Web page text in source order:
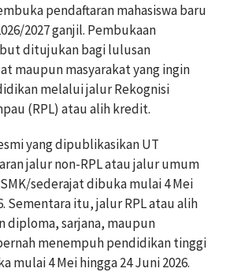
pendaftaran mahasiswa baru
2027 ganjil. Pembukaan
ditujukan bagi lulusan
maupun masyarakat yang ingin
melalui jalur Rekognisi
(RPL) atau alih kredit.
yang dipublikasikan UT
jalur non-RPL atau jalur umum
sederajat dibuka mulai 4 Mei
Sementara itu, jalur RPL atau alih
diploma, sarjana, maupun
menempuh pendidikan tinggi
mulai 4 Mei hingga 24 Juni 2026.